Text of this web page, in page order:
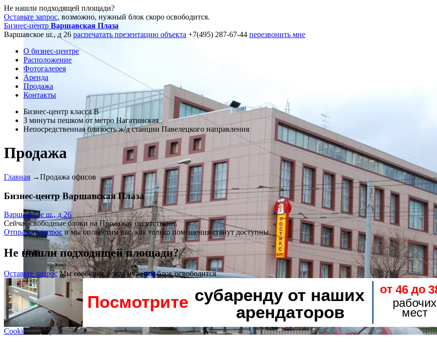
Не нашли подходящей площади?
Оставьте запрос, возможно, нужный блок скоро освободится.
Бизнес-центр Варшавская Плаза
Варшавское ш., д 26 распечатать презентацию объекта +7(495) 287-67-44 перезвонить мне
О бизнес-центре
Расположение
Фотогалерея
Аренда
Продажа
Контакты
Бизнес-центр класса В
3 минуты пешком от метро Нагатинская
Непосредственная близость ж/д станции Павелецкого направления
Продажа
Главная →Продажа офисов
Бизнес-центр Варшавская Плаза
Варшавское ш., д 26
Сейчас свободные блоки на Продажау отсутствуют.
Отправьте запроси мы оповестим вас, как только помещения станут доступны.
Не нашли подходящей площади?
Оставьте запрос Мы сообщим, когда нужный блок освободится
Посмотрите субаренду от наших
арендаторов
от 46 до
рабочих
мест
Cookie и Конфиденциальность